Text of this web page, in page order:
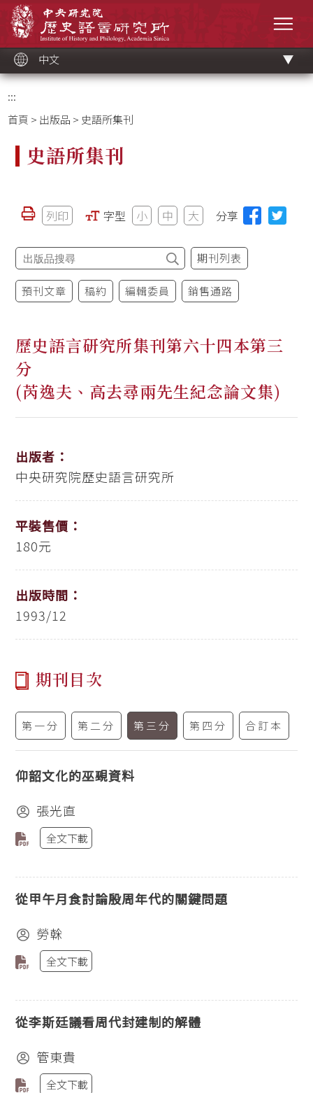
中文
:::
首頁 > 出版品 > 史語所集刊
史語所集刊
列印 字型 小 中 大 分享
期刊列表
預刊文章 稿約 編輯委員 銷售通路
歷史語言研究所集刊第六十四本第三
分
(芮逸夫、高去尋兩先生紀念論文集)
出版者：
中央研究院歷史語言研究所
平裝售價：
180元
出版時間：
1993/12
期刊目次
第一分 第二分 第三分 第四分 合訂本
仰韶文化的巫覡資料
張光直
全文下載
從甲午月食討論殷周年代的關鍵問題
勞榦
全文下載
從李斯廷議看周代封建制的解體
管東貴
全文下載